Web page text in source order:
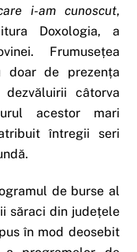
i-am cunoscut,
Doxologia, a
Frumusețea
doar de prezența
câtorva
acestor mari
întregii seri
de burse al
săraci din județele
în mod deosebit